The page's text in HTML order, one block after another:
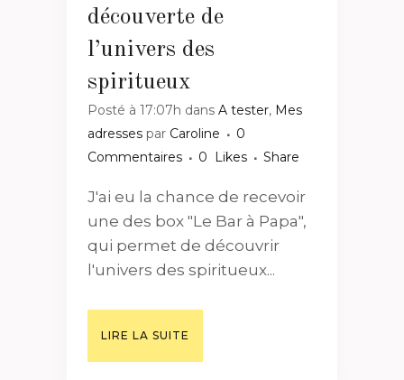
découverte de
l’univers des
spiritueux
Posté à 17:07h dans A tester, Mes
adresses par Caroline
0
Commentaires
0 Likes Share
J'ai eu la chance de recevoir
une des box "Le Bar à Papa",
qui permet de découvrir
l'univers des spiritueux...
LIRE LA SUITE